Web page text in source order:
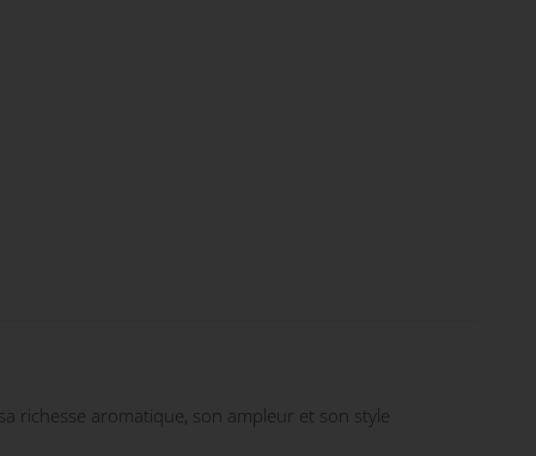
richesse aromatique, son ampleur et son style